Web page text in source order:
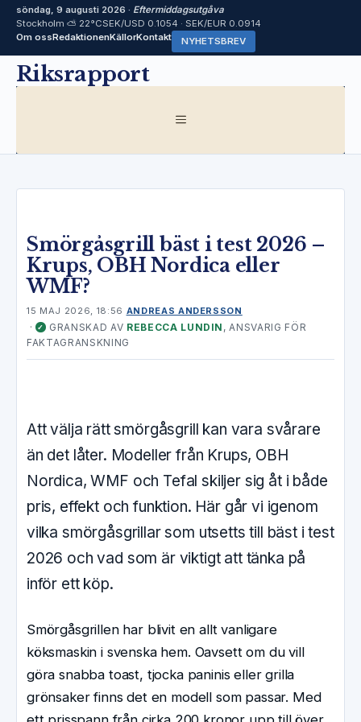
söndag, 9 augusti 2026 · Eftermiddagsutgåva
Stockholm ⛅ 22°CSEK/USD 0.1054 · SEK/EUR 0.0914
Om ossRedaktionenKällorKontakt NYHETSBREV
HoppaRiksrapport
MENY
Smörgåsgrill bäst i test 2026 –
Krups, OBH Nordica eller
WMF?
15 MAJ 2026, 18:56 ANDREAS ANDERSSON
· ✓ GRANSKAD AV REBECCA LUNDIN , ANSVARIG FÖR
FAKTAGRANSKNING
Att välja rätt smörgåsgrill kan vara svårare
än det låter. Modeller från Krups, OBH
Nordica, WMF och Tefal skiljer sig åt i både
pris, effekt och funktion. Här går vi igenom
vilka smörgåsgrillar som utsetts till bäst i test
2026 och vad som är viktigt att tänka på
inför ett köp.
Smörgåsgrillen har blivit en allt vanligare
köksmaskin i svenska hem. Oavsett om du vill
göra snabba toast, tjocka paninis eller grilla
grönsaker finns det en modell som passar. Med